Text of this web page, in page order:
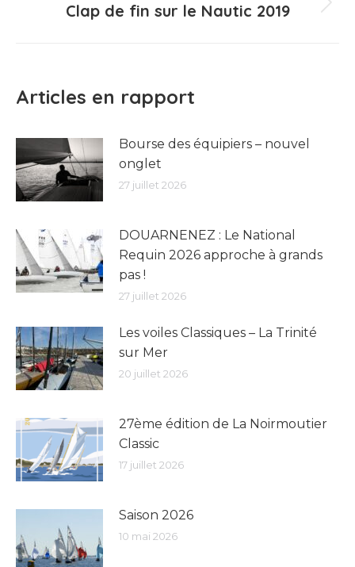
Article
Clap de fin sur le Nautic 2019
Articles en rapport
Bourse des équipiers – nouvel
onglet
27 juillet 2026
DOUARNENEZ : Le National
Requin 2026 approche à grands
pas !
27 juillet 2026
Les voiles Classiques – La Trinité
sur Mer
20 juillet 2026
27ème édition de La Noirmoutier
Classic
17 juillet 2026
Saison 2026
10 mai 2026